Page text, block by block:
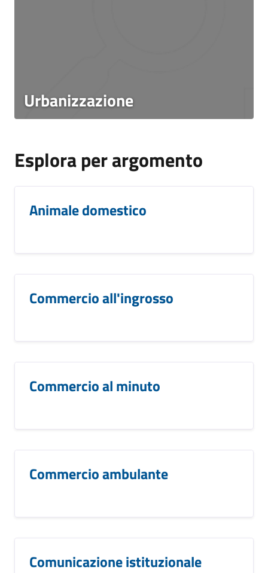
Urbanizzazione
Esplora per argomento
Animale domestico
Commercio all'ingrosso
Commercio al minuto
Commercio ambulante
Comunicazione istituzionale